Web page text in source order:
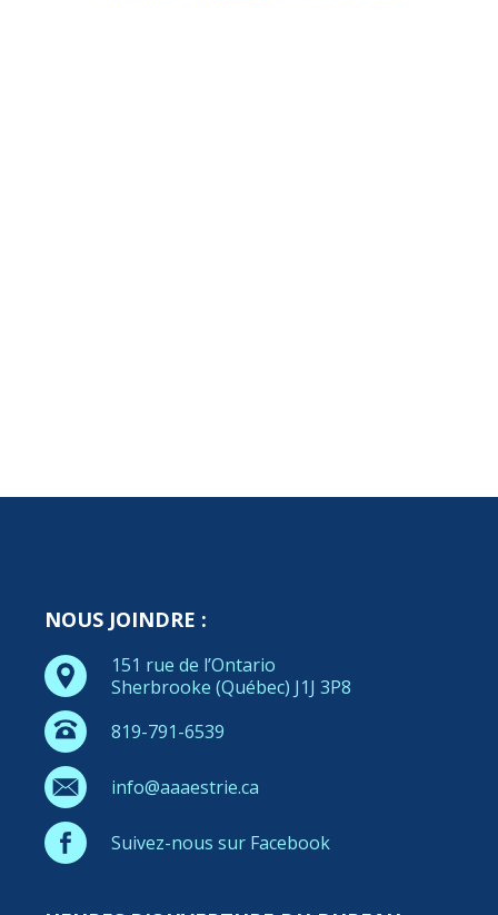
NOUS JOINDRE :
151 rue de l’Ontario
Sherbrooke (Québec) J1J 3P8
819-791-6539
info@aaaestrie.ca
Suivez-nous sur Facebook